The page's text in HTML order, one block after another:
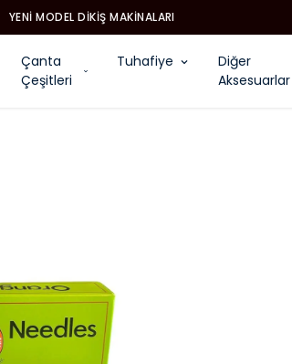
YENI MODEL DIKIŞ MAKINALARI
Çanta
Çeşitleri
Tuhafiye
Diğer
Aksesuarlar